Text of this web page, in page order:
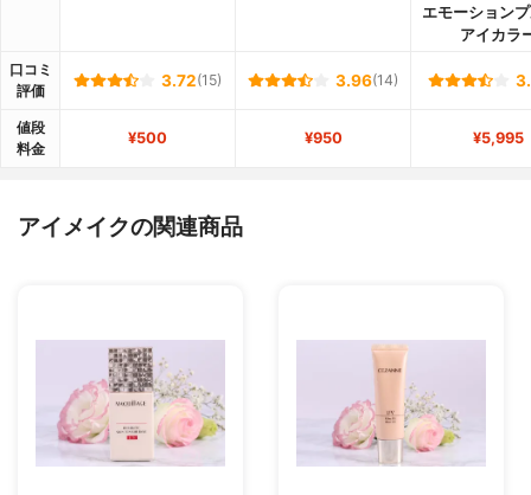
エモーション
アイカラ
口コミ
評価
3.72(15) 3.96(14)
値段
料金
¥500 ¥950 ¥5,995
アイメイクの関連商品